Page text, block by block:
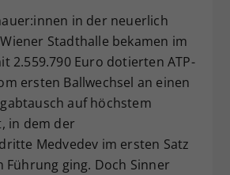
in der neuerlich
Stadthalle bekamen im
2.559.790 Euro dotierten ATP-
ersten Ballwechsel an einen
auf höchstem
in dem der
Medvedev im ersten Satz
Führung ging. Doch Sinner